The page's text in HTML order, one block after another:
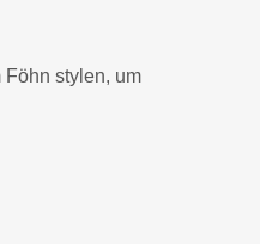
stylen, um